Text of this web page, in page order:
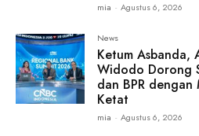
mia - Agustus 6, 2026
News
Ketum Asbanda,
Widodo Dorong
dan BPR dengan
Ketat
mia - Agustus 6, 2026